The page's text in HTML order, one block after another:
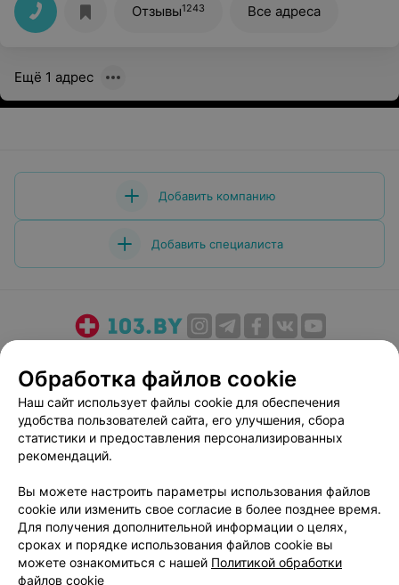
Отзывы1243 Все адреса
Ещё 1 адрес
Добавить компанию
Добавить специалиста
Медицинский маркетинг
Публичный договор
Пользовательское соглашение
Способы оплаты
Вакансии
Партнеры
Персональные настройки cookie
Обработка персональных данных
Обработка файлов cookie
Наш сайт использует файлы cookie для обеспечения
удобства пользователей сайта, его улучшения, сбора
статистики и предоставления персонализированных
рекомендаций.
Вы можете настроить параметры использования файлов
cookie или изменить свое согласие в более позднее время.
Для получения дополнительной информации о целях,
сроках и порядке использования файлов cookie вы
можете ознакомиться с нашей Политикой обработки
файлов cookie